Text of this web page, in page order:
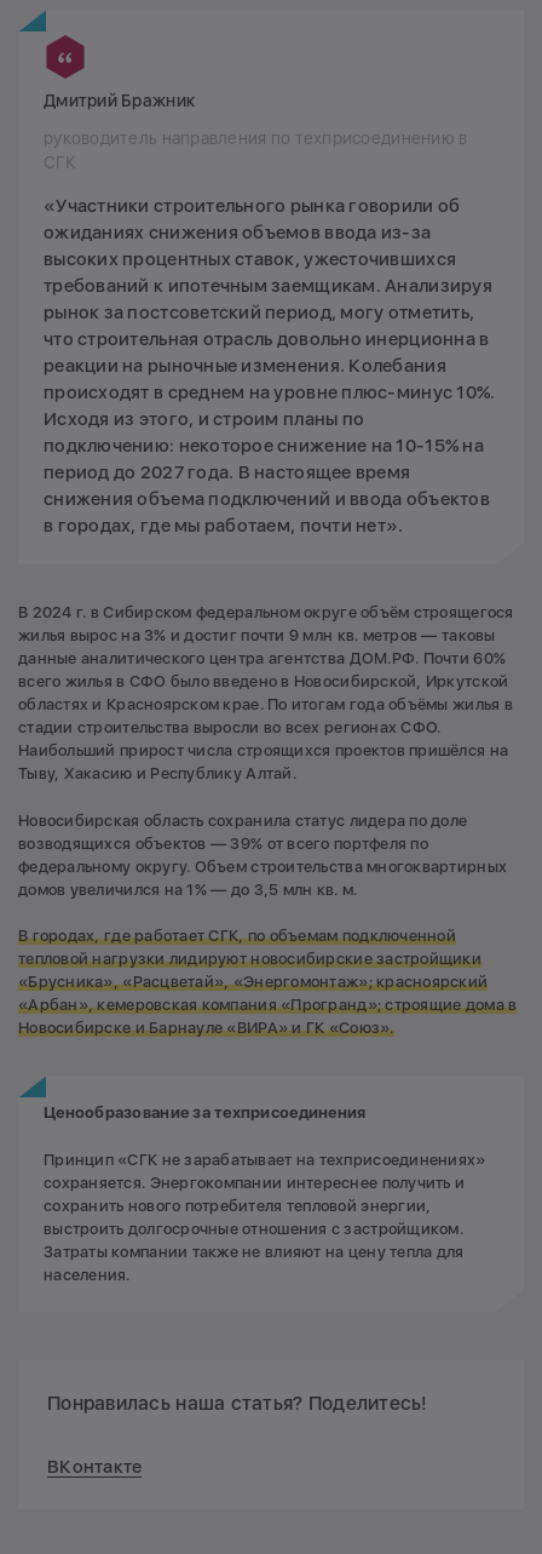
Дмитрий Бражник
руководитель направления по техприсоединению в
СГК
«Участники строительного рынка говорили об
ожиданиях снижения объемов ввода из-за
высоких процентных ставок, ужесточившихся
требований к ипотечным заемщикам. Анализируя
рынок за постсоветский период, могу отметить,
что строительная отрасль довольно инерционна в
реакции на рыночные изменения. Колебания
происходят в среднем на уровне плюс-минус 10%.
Исходя из этого, и строим планы по
подключению: некоторое снижение на 10-15% на
период до 2027 года. В настоящее время
снижения объема подключений и ввода объектов
в городах, где мы работаем, почти нет».
В 2024 г. в Сибирском федеральном округе объём строящегося
жилья вырос на 3% и достиг почти 9 млн кв. метров — таковы
данные аналитического центра агентства ДОМ.РФ. Почти 60%
всего жилья в СФО было введено в Новосибирской, Иркутской
областях и Красноярском крае. По итогам года объёмы жилья в
стадии строительства выросли во всех регионах СФО.
Наибольший прирост числа строящихся проектов пришёлся на
Тыву, Хакасию и Республику Алтай.
Новосибирская область сохранила статус лидера по доле
возводящихся объектов — 39% от всего портфеля по
федеральному округу. Объем строительства многоквартирных
домов увеличился на 1% — до 3,5 млн кв. м.
В городах, где работает СГК, по объемам подключенной
тепловой нагрузки лидируют новосибирские застройщики
«Брусника», «Расцветай», «Энергомонтаж»; красноярский
«Арбан», кемеровская компания «Програнд»; строящие дома в
Новосибирске и Барнауле «ВИРА» и ГК «Союз».
Ценообразование за техприсоединения
Принцип «СГК не зарабатывает на техприсоединениях»
сохраняется. Энергокомпании интереснее получить и
сохранить нового потребителя тепловой энергии,
выстроить долгосрочные отношения с застройщиком.
Затраты компании также не влияют на цену тепла для
населения.
Понравилась наша статья? Поделитесь!
ВКонтакте